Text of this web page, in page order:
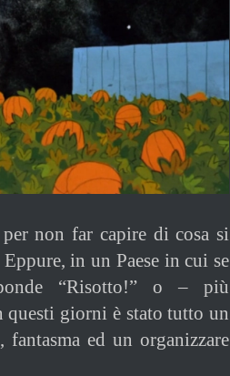
non far capire di cosa si
in un Paese in cui se
“Risotto!” o – più
questi giorni è stato tutto un
ed un organizzare